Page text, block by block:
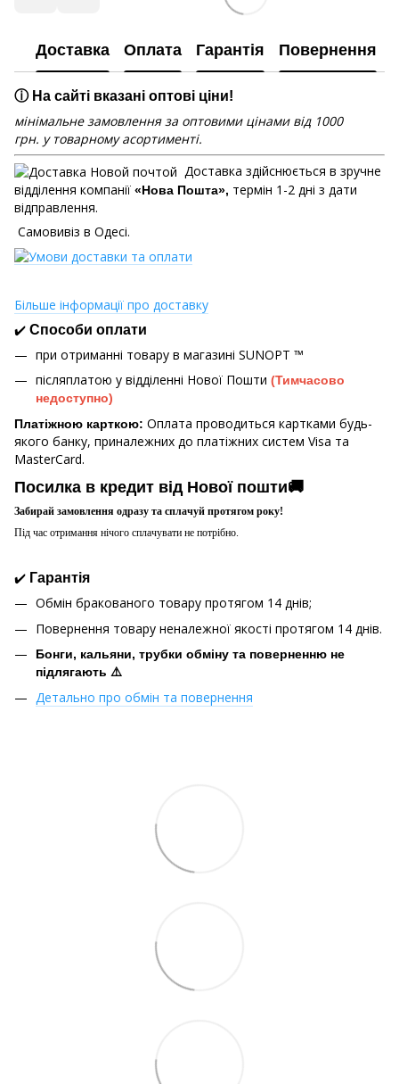
Доставка Оплата Гарантія Повернення
ⓘ На сайті вказані оптові ціни!
мінімальне замовлення за оптовими цінами від 1000
грн. у товарному асортименті.
Доставка здійснюється в зручне
відділення компанії «Нова Пошта», термін 1-2 дні з дати
відправлення.
Самовивіз в Одесі.
Більше інформації про доставку
✔️ Способи оплати
при отриманні товару в магазині SUNOPT ™
післяплатою у відділенні Нової Пошти (Тимчасово
недоступно)
Платіжною карткою: Оплата проводиться картками будь-
якого банку, приналежних до платіжних систем Visa та
MasterCard.
Посилка в кредит від Нової пошти🚚
Забирай замовлення одразу та сплачуй протягом року!
Під час отримання нічого сплачувати не потрібно.
✔️ Гарантія
Обмін бракованого товару протягом 14 днів;
Повернення товару неналежної якості протягом 14 днів.
Бонги, кальяни, трубки обміну та поверненню не
підлягають ⚠️
Детально про обмін та повернення